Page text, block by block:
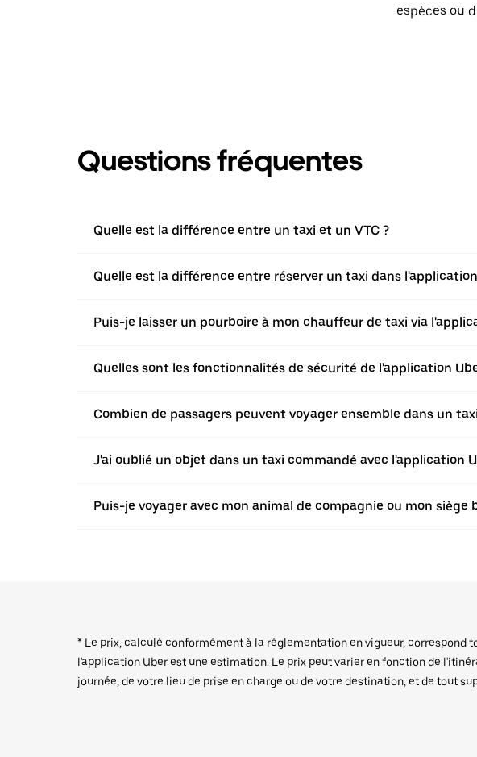
espèces ou
Questions fréquentes
Quelle est la différence entre un taxi et un VTC ?
Quelle est la différence entre réserver un taxi dans
Puis-je laisser un pourboire à mon chauffeur de taxi via
Quelles sont les fonctionnalités de sécurité de l'application
Combien de passagers peuvent voyager ensemble dans un
J'ai oublié un objet dans un taxi commandé avec l'application
Puis-je voyager avec mon animal de compagnie ou mon
* Le prix, calculé conformément à la réglementation en vigueur,
l'application Uber est une estimation. Le prix peut varier en fonction de
journée, de votre lieu de prise en charge ou de votre destination, et de tout